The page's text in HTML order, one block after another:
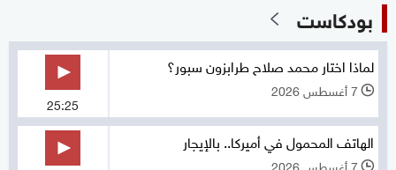
بودكاست
لماذا اختار محمد صلاح طرابزون سبور؟
l 7 أغسطس 2026
25:25
الهاتف المحمول في أميركا.. بالإيجار
l